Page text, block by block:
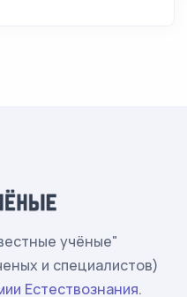
учёные"
и специалистов)
Естествознания.